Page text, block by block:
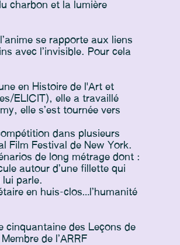
charbon et la lumière
se rapporte aux liens
avec l’invisible. Pour cela
en Histoire de l'Art et
ELICIT), elle a travaillé
elle s’est tournée vers
dans plusieurs
Film Festival de New York.
de long métrage dont :
autour d’une fillette qui
parle.
en huis-clos…l’humanité
cinquantaine des Leçons de
de l’ARRF